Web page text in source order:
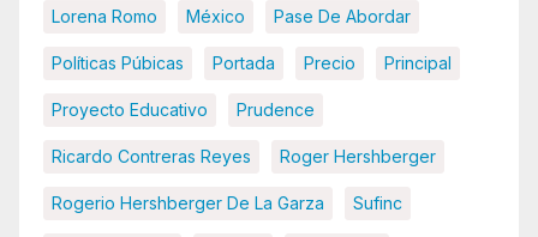
Lorena Romo México Pase De Abordar
Políticas Púbicas Portada Precio Principal
Proyecto Educativo Prudence
Ricardo Contreras Reyes Roger Hershberger
Rogerio Hershberger De La Garza Sufinc